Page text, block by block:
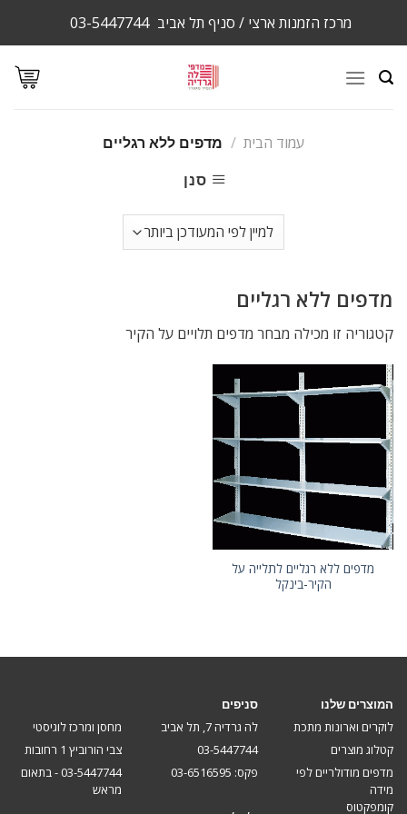
מרכז הזמנות ארצי / סניף תל אביב 03-5447744
עמוד הבית / מדפים ללא רגליים
סנן
מדפים ללא רגליים
קטגוריה זו מכילה מבחר מדפים תלויים על הקיר
מדפים ללא רגליים לתלייה על
הקיר-בינקל
המוצרים שלנו
לוקרים וארונות מתכת
קטלוג מוצרים
מדפים מודולריים לפי
מידה
קומפקטוס
סניפים
לה גרדיה 7, תל אביב
03-5447744
פקס: 03-6516595
מחסן ומרכז לוגיסטי
צבי הורוביץ 1 רחובות
03-5447744 - בתאום
מראש